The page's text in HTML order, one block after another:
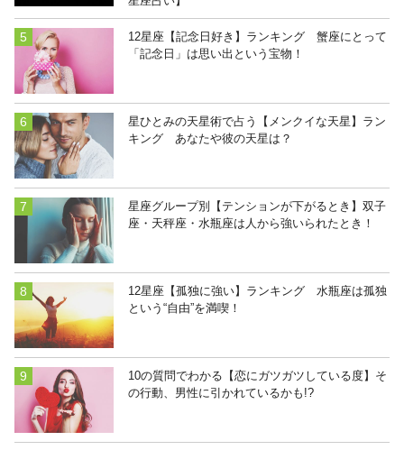
12星座【記念日好き】ランキング 蟹座にとって
「記念日」は思い出という宝物！
星ひとみの天星術で占う【メンクイな天星】ラン
キング あなたや彼の天星は？
星座グループ別【テンションが下がるとき】双子
座・天秤座・水瓶座は人から強いられたとき！
12星座【孤独に強い】ランキング 水瓶座は孤独
という“自由”を満喫！
10の質問でわかる【恋にガツガツしている度】そ
の行動、男性に引かれているかも!?